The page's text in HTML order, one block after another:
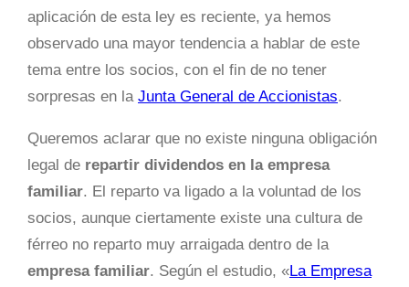
aplicación de esta ley es reciente, ya hemos
observado una mayor tendencia a hablar de este
tema entre los socios, con el fin de no tener
sorpresas en la Junta General de Accionistas.
Queremos aclarar que no existe ninguna obligación
legal de repartir dividendos en la empresa
familiar. El reparto va ligado a la voluntad de los
socios, aunque ciertamente existe una cultura de
férreo no reparto muy arraigada dentro de la
empresa familiar. Según el estudio, «La Empresa